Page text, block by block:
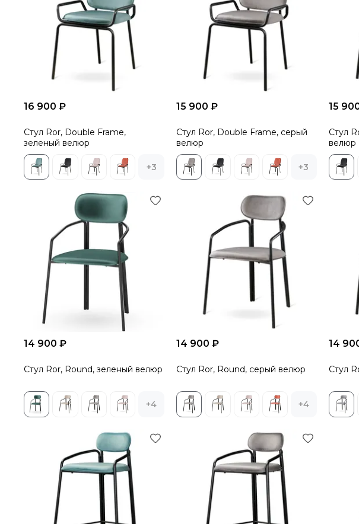
16 900 ₽
Стул Ror, Double Frame,
зеленый велюр
+3
15 900 ₽
Стул Ror, Double Frame, серый
велюр
+3
15
Стул
велюр
14 900 ₽
Стул Ror, Round, зеленый велюр
+4
14 900 ₽
Стул Ror, Round, серый велюр
+4
14
Стул